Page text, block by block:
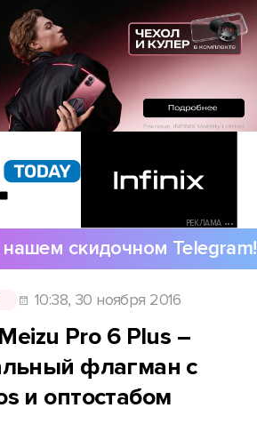
РЕКЛАМА •••
скидочном Telegram!
10:38, 30 ноября 2016
Pro 6 Plus –
флагман с
и оптостабом